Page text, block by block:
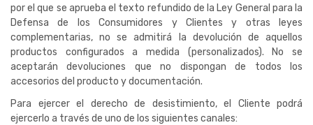
por el que se aprueba el texto refundido de la Ley General para la
Defensa de los Consumidores y Clientes y otras leyes
complementarias, no se admitirá la devolución de aquellos
productos configurados a medida (personalizados). No se
aceptarán devoluciones que no dispongan de todos los
accesorios del producto y documentación.
Para ejercer el derecho de desistimiento, el Cliente podrá
ejercerlo a través de uno de los siguientes canales: